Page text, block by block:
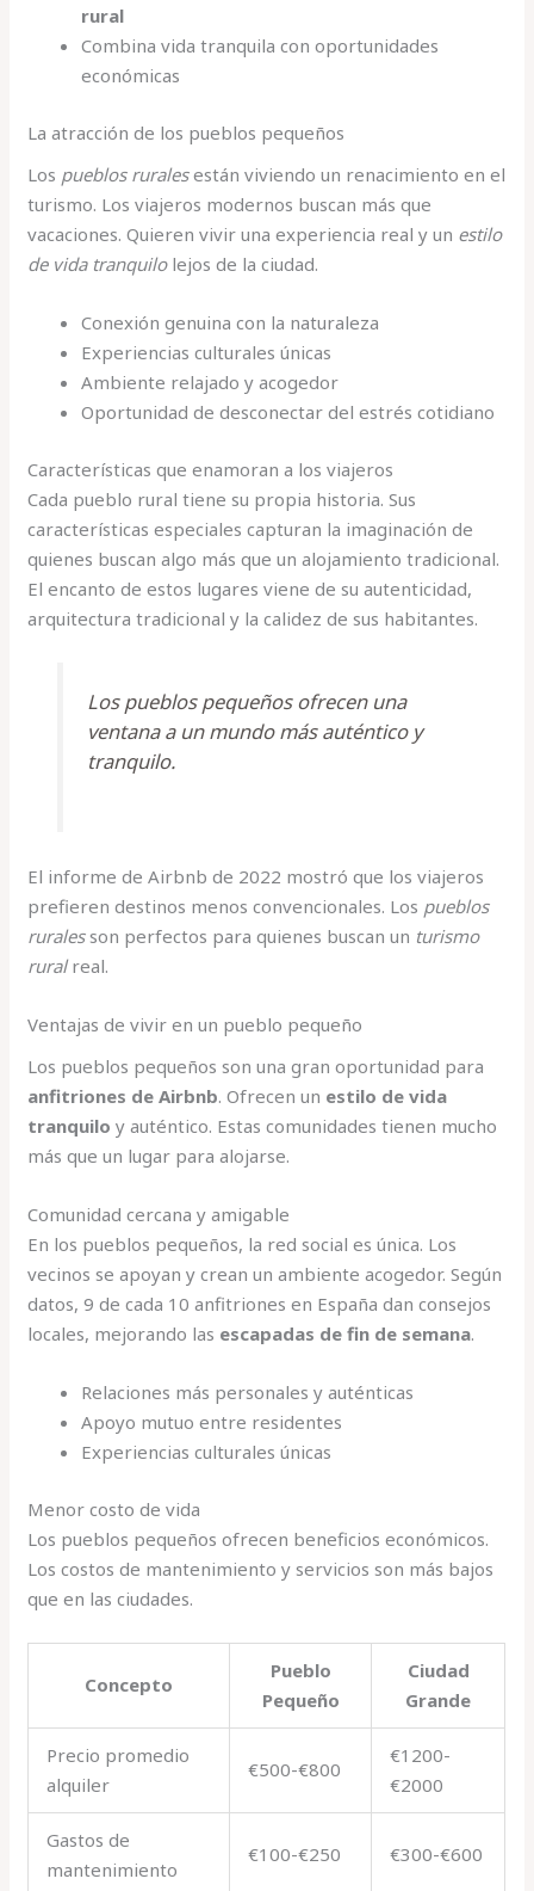
rural
Combina vida tranquila con oportunidades
económicas
La atracción de los pueblos pequeños
Los pueblos ruralesestán viviendo un renacimiento en el
turismo. Los viajeros modernos buscan más que
vacaciones. Quieren vivir una experiencia real y un estilo
de vida tranquilolejos de la ciudad.
Conexión genuina con la naturaleza
Experiencias culturales únicas
Ambiente relajado y acogedor
Oportunidad de desconectar del estrés cotidiano
Características que enamoran a los viajeros
Cada pueblo rural tiene su propia historia. Sus
características especiales capturan la imaginación de
quienes buscan algo más que un alojamiento tradicional.
El encanto de estos lugares viene de su autenticidad,
arquitectura tradicional y la calidez de sus habitantes.
Los pueblos pequeños ofrecen una
ventana a un mundo más auténtico y
tranquilo.
El informe de Airbnb de 2022 mostró que los viajeros
prefieren destinos menos convencionales. Los pueblos
ruralesson perfectos para quienes buscan un turismo
ruralreal.
Ventajas de vivir en un pueblo pequeño
Los pueblos pequeños son una gran oportunidad para
anfitriones de Airbnb. Ofrecen un estilo de vida
tranquilo y auténtico. Estas comunidades tienen mucho
más que un lugar para alojarse.
Comunidad cercana y amigable
En los pueblos pequeños, la red social es única. Los
vecinos se apoyan y crean un ambiente acogedor. Según
datos, 9 de cada 10 anfitriones en España dan consejos
locales, mejorando las escapadas de fin de semana.
Relaciones más personales y auténticas
Apoyo mutuo entre residentes
Experiencias culturales únicas
Menor costo de vida
Los pueblos pequeños ofrecen beneficios económicos.
Los costos de mantenimiento y servicios son más bajos
que en las ciudades.
Concepto
Pueblo
Pequeño
Ciudad
Grande
Precio promedio
alquiler
€500-€800
€1200-
€2000
Gastos de
mantenimiento
€100-€250 €300-€600